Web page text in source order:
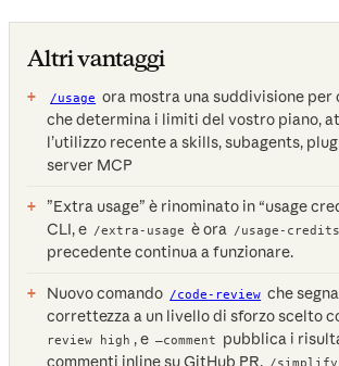
Altri vantaggi
/usage ora mostra una suddivisione
che determina i limiti del vostro piano,
l’utilizzo recente a skills, subagents,
server MCP
”Extra usage” è rinominato in “usage
CLI, e /extra-usage è ora /usage-credits
precedente continua a funzionare.
Nuovo comando /code-review che
correttezza a un livello di sforzo scelto
review high , e —comment
pubblica i
commenti inline su GitHub PR. /simplify